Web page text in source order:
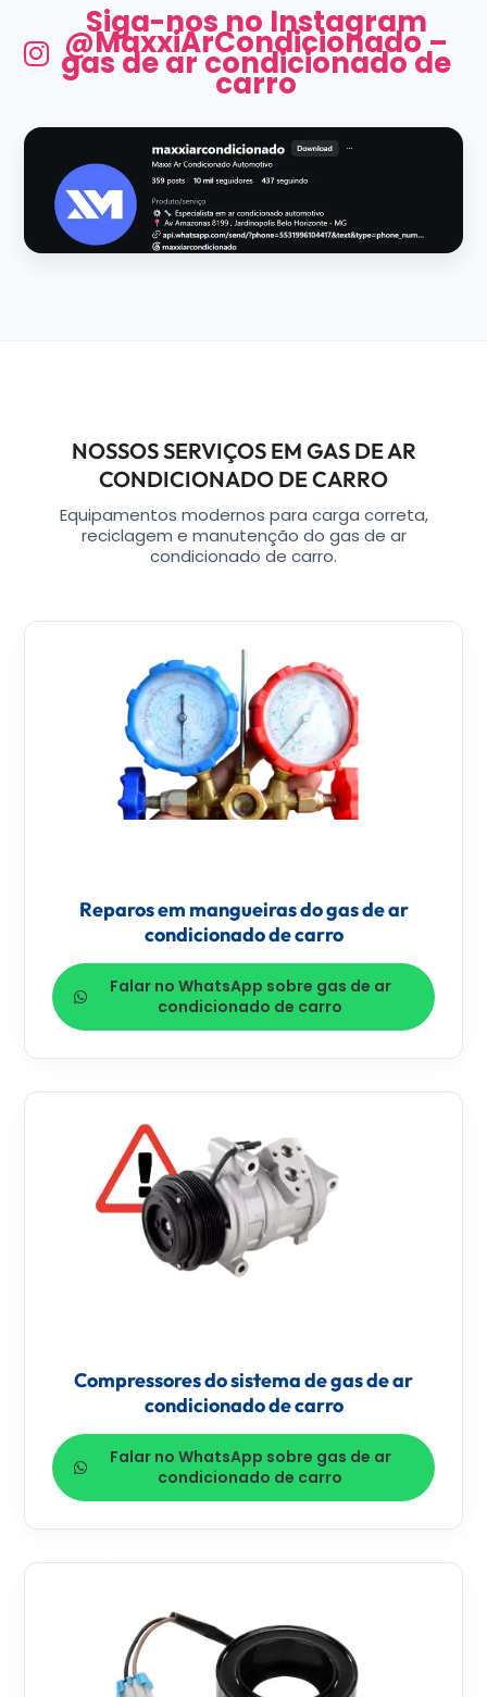
Siga-nos no Instagram
@MaxxiArCondicionado –
gas de ar condicionado de
carro
NOSSOS SERVIÇOS EM GAS DE AR
CONDICIONADO DE CARRO
Equipamentos modernos para carga correta,
reciclagem e manutenção do gas de ar
condicionado de carro.
Reparos em mangueiras do gas de ar
condicionado de carro
Falar no WhatsApp sobre gas de ar
condicionado de carro
Compressores do sistema de gas de ar
condicionado de carro
Falar no WhatsApp sobre gas de ar
condicionado de carro